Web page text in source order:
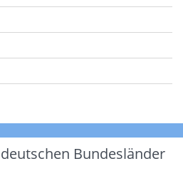
Bundesländer